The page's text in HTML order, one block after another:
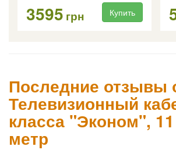
3595 грн Купить
Последние отзывы
Телевизионный
класса "Эконом",
метр